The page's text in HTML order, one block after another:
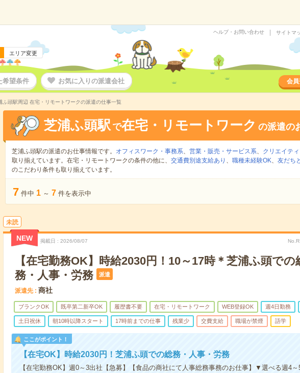
エリア変更
ヘルプ・お問い合わせ サイトマ
希望条件 お気に入りの派遣会社 会
ふ頭駅周辺 在宅・リモートワークの派遣の仕事一覧
芝浦ふ頭駅 で在宅・リモートワーク の派遣の
芝浦ふ頭駅の派遣のお仕事情報です。 オフィスワーク・事務系、 営業・販売・サービス系、 クリエイテ
取り揃えています。在宅・リモートワークの条件の他に、 交通費別途支給あり 、 職種未経験OK、 友だち
のこだわり条件も取り揃えています。
7 件中 1 ～ 7 件を表示中
未読
NEW 掲載日 2026/08/07
【在宅勤務OK】時給2030円！10～17時＊芝浦ふ頭での
務・人事・労務
派遣
派遣先 商社
ブランクOK 既卒第二新卒OK 履歴書不要 在宅・リモートワーク WEB登録OK 週4日勤務
土日祝休 朝10時以降スタート 17時前までの仕事 残業少 交費支給 職場が禁煙 語学
ここがポイント！
【在宅OK】時給2030円！芝浦ふ頭での総務・人事・労務
【在宅勤務OK】週0～3出社【急募】【食品の商社にて人事総務事務のお仕事】▼選べる週4～